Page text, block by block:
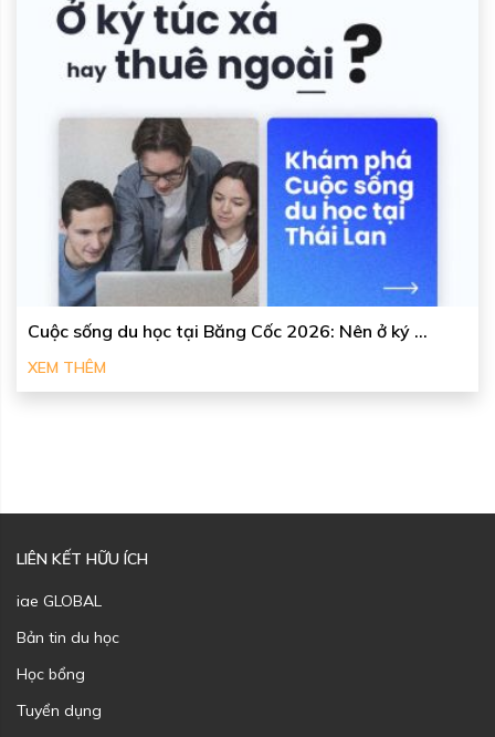
Cuộc sống du học tại Băng Cốc 2026: Nên ở ký ...
XEM THÊM
LIÊN KẾT HỮU ÍCH
iae GLOBAL
Bản tin du học
Học bổng
Tuyển dụng